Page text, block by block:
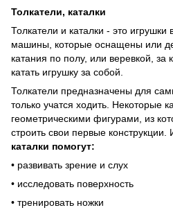
Толкатели, каталки
Толкатели и каталки - это игрушки
машины, которые оснащены или
катания по полу, или веревкой, за
катать игрушку за собой.
Толкатели предназначены для
только учатся ходить. Некоторые
геометрическими фигурами, из
строить свои первые конструкции.
каталки помогут:
• развивать зрение и слух
• исследовать поверхность
• тренировать ножки